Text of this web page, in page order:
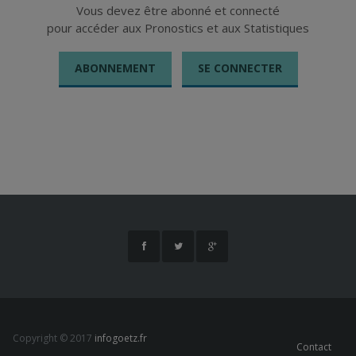
Un travail
gigantesque qui
va porter ses
fruits !!!
LE BOURG
Fermer
Vous devez être abonné et connecté
pour accéder aux Pronostics et aux Statistiques
ABONNEMENT SE CONNECTER
Copyright © 2017 infogoetz.fr
Contact